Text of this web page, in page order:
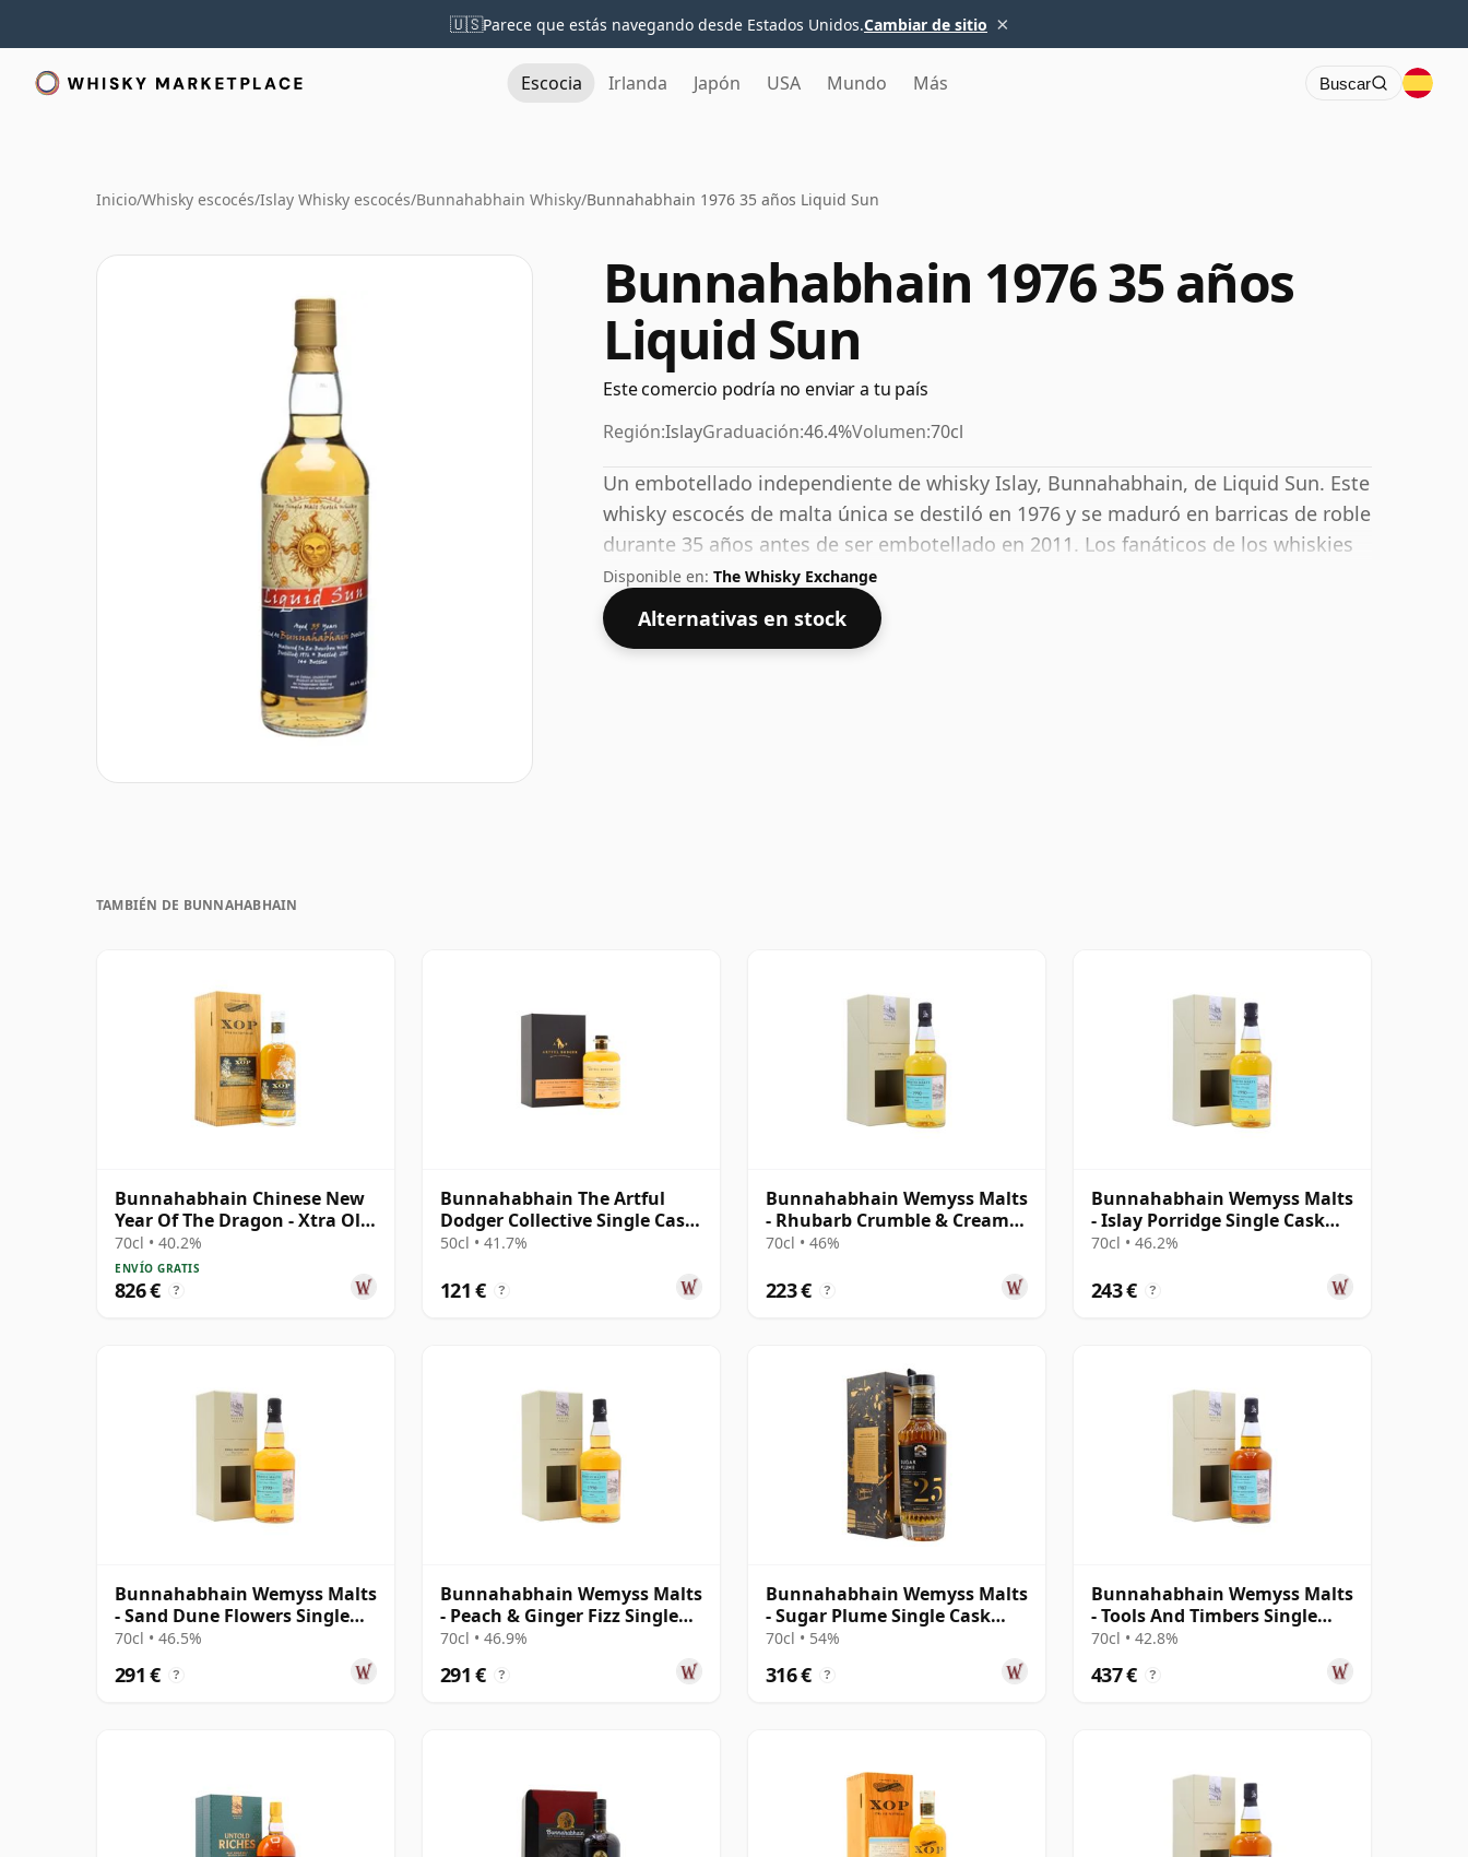
🇺🇸Parece que estás navegando desde Estados Unidos.Cambiar de sitio ×
Escocia Irlanda Japón USA Mundo Más Buscar
Inicio/Whisky escocés/Islay Whisky escocés/Bunnahabhain Whisky/Bunnahabhain 1976 35 años Liquid Sun
Bunnahabhain 1976 35 años
Liquid Sun
Este comercio podría no enviar a tu país
Región:IslayGraduación:46.4%Volumen:70cl
Un embotellado independiente de whisky Islay, Bunnahabhain, de Liquid Sun. Este
whisky escocés de malta única se destiló en 1976 y se maduró en barricas de roble
durante 35 años antes de ser embotellado en 2011. Los fanáticos de los whiskies
de mayor graduación no se sentirán decepcionados con este embotellado que
tiene un 46,4% ABV.
Disponible en: The Whisky Exchange
Alternativas en stock
TAMBIÉN DE BUNNAHABHAIN
Bunnahabhain Chinese New
Year Of The Dragon - Xtra Old
Particul 1988 35 años
70cl • 40.2%
ENVÍO GRATIS
826 € ?
Bunnahabhain The Artful
Dodger Collective Single Cask
#3445 1995 25 años
50cl • 41.7%
121 € ?
Bunnahabhain Wemyss Malts
- Rhubarb Crumble & Cream
Single Cask 1990 28 años
70cl • 46%
223 € ?
Bunnahabhain Wemyss Malts
- Islay Porridge Single Cask
1990 28 años
70cl • 46.2%
243 € ?
Bunnahabhain Wemyss Malts
- Sand Dune Flowers Single
Cask 1990 28 años
70cl • 46.5%
291 € ?
Bunnahabhain Wemyss Malts
- Peach & Ginger Fizz Single
Cask 1990 28 años
70cl • 46.9%
291 € ?
Bunnahabhain Wemyss Malts
- Sugar Plume Single Cask
1997 25 años
70cl • 54%
316 € ?
Bunnahabhain Wemyss Malts
- Tools And Timbers Single
Cask 1987 31 años
70cl • 42.8%
437 € ?